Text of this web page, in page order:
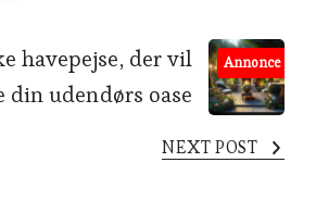
Annonce
havepejse, der vil
din udendørs oase
NEXT POST